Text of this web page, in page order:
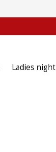
Ladies night